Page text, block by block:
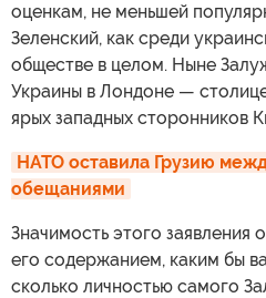
оценкам, не меньшей
Зеленский, как среди
обществе в целом. Ныне
Украины в Лондоне —
ярых западных сторонников
НАТО оставила Грузию
обещаниями
Значимость этого заявления
его содержанием, каким бы
сколько личностью самого